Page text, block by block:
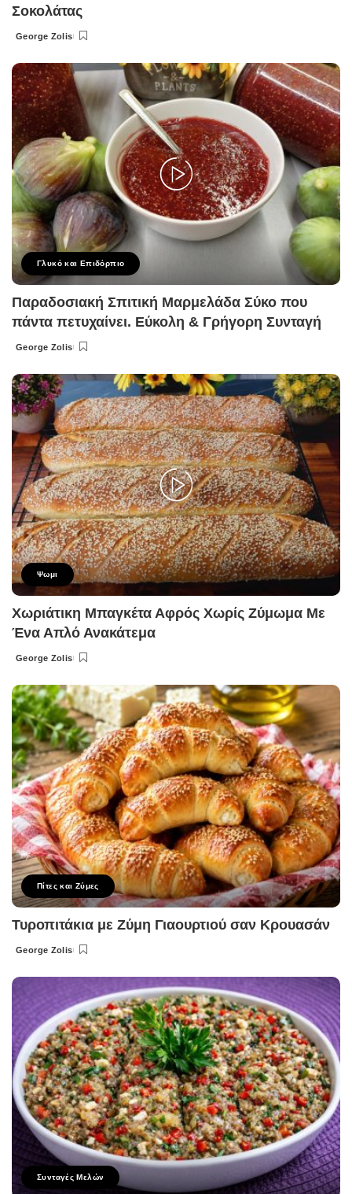
Σοκολάτας
Posted
George Zolis
Γλυκό και Επιδόρπιο
Παραδοσιακή Σπιτική Μαρμελάδα Σύκο που
πάντα πετυχαίνει. Εύκολη & Γρήγορη Συνταγή
Posted
George Zolis
Ψωμι
Χωριάτικη Μπαγκέτα Αφρός Χωρίς Ζύμωμα Με
Ένα Απλό Ανακάτεμα
Posted
George Zolis
Πίτες και Ζύμες
Τυροπιτάκια με Ζύμη Γιαουρτιού σαν Κρουασάν
Posted
George Zolis
Συνταγές Μελών